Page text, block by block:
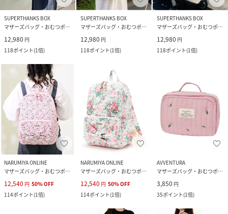
SUPERTHANKS BOX
マザーズバッグ・おむつポーチ
12,980 円
118ポイント(1倍)
SUPERTHANKS BOX
マザーズバッグ・おむつポーチ
12,980 円
118ポイント(1倍)
SUPERTHANKS BOX
マザーズバッグ・おむつポーチ
12,980 円
118ポイント(1倍)
NARUMIYA ONLINE
マザーズバッグ・おむつポーチ
12,540 円 50%OFF
114ポイント(1倍)
NARUMIYA ONLINE
マザーズバッグ・おむつポーチ
12,540 円 50%OFF
114ポイント(1倍)
AVVENTURA
マザーズバッグ・おむつポーチ
3,850 円
35ポイント(1倍)